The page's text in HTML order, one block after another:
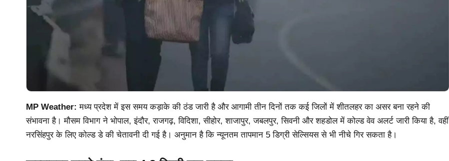
MP Weather: मध्य प्रदेश में इस समय कड़ाके की ठंड जारी है और आगामी तीन दिनों तक कई जिलों में शीतलहर का असर बना रहने की
संभावना है। मौसम विभाग ने भोपाल, इंदौर, राजगढ़, विदिशा, सीहोर, शाजापुर, जबलपुर, सिवनी और शहडोल में कोल्ड वेव अलर्ट जारी किया है, वहीं
नरसिंहपुर के लिए कोल्ड डे की चेतावनी दी गई है। अनुमान है कि न्यूनतम तापमान 5 डिग्री सेल्सियस से भी नीचे गिर सकता है।